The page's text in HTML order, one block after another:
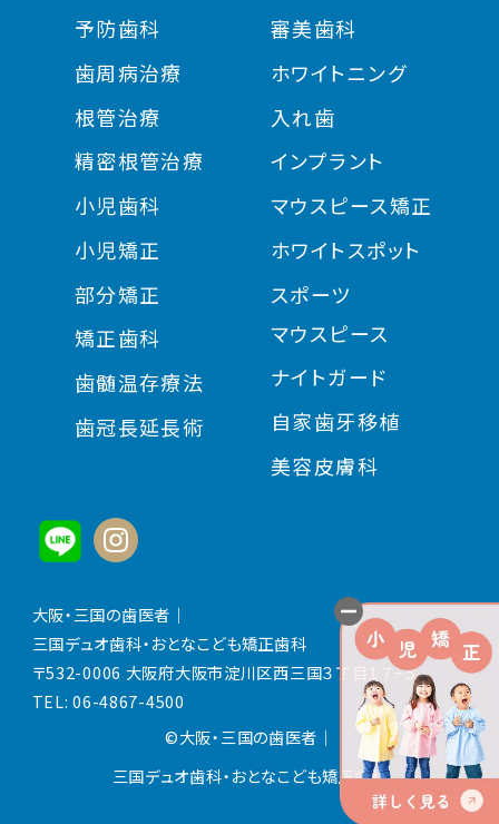
予防歯科
歯周病治療
根管治療
精密根管治療
小児歯科
小児矯正
部分矯正
矯正歯科
歯髄温存療法
歯冠長延長術
審美歯科
ホワイトニング
入れ歯
インプラント
マウスピース矯正
ホワイトスポット
スポーツ
マウスピース
ナイトガード
自家歯牙移植
美容皮膚科
大阪・三国の歯医者｜
三国デュオ歯科・おとなこども矯正歯科
〒532-0006 大阪府大阪市淀川区西三国３丁目１７−５
TEL:06-4867-4500
©大阪・三国の歯医者 ｜
三国デュオ歯科・おとなこども矯正歯科